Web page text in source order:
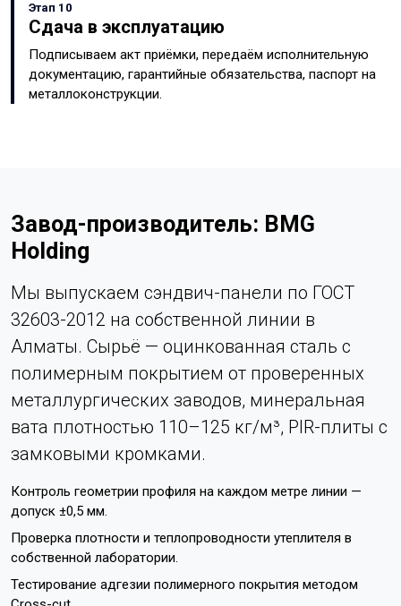
Этап 10
Сдача в эксплуатацию
Подписываем акт приёмки, передаём исполнительную
документацию, гарантийные обязательства, паспорт на
металлоконструкции.
Завод-производитель: BMG
Holding
Мы выпускаем сэндвич-панели по ГОСТ
32603-2012 на собственной линии в
Алматы. Сырьё — оцинкованная сталь с
полимерным покрытием от проверенных
металлургических заводов, минеральная
вата плотностью 110–125 кг/м³, PIR-плиты с
замковыми кромками.
Контроль геометрии профиля на каждом метре линии —
допуск ±0,5 мм.
Проверка плотности и теплопроводности утеплителя в
собственной лаборатории.
Тестирование адгезии полимерного покрытия методом